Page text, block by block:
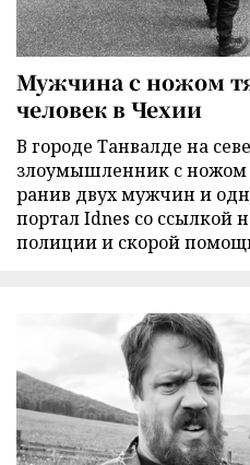
Мужчина с ножом
человек в Чехии
В городе Танвалде на
злоумышленник с ножом
ранив двух мужчин и
портал Idnes со ссылкой
полиции и скорой